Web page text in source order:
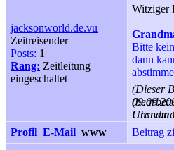
jacksonworld.de.vu
Zeitreisender
Posts: 1
Rang: Zeitleitung
eingeschaltet
Witziger
Bitte
dann
(Dieser
Uhr von
Profil E-Mail www Beitrag